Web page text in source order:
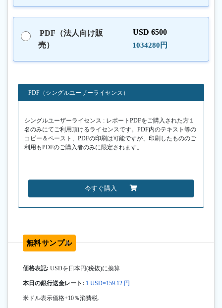
PDF（法人向け販
売）
USD 6500
1034280円
PDF（シングルユーザーライセンス）
シングルユーザーライセンス : レポートPDFをご購入された方１
名のみにてご利用頂けるライセンスです。PDF内のテキスト等の
コピー＆ペースト、PDFの印刷は可能ですが、印刷したもののご
利用もPDFのご購入者のみに限定されます。
今すぐ購入
無料サンプル
価格表記: USDを日本円(税抜)に換算
本日の銀行送金レート: 1 USD=159.12 円
米ドル表示価格+10％消費税.